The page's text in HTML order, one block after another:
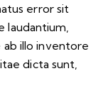
error sit
illo inventore
dicta sunt,